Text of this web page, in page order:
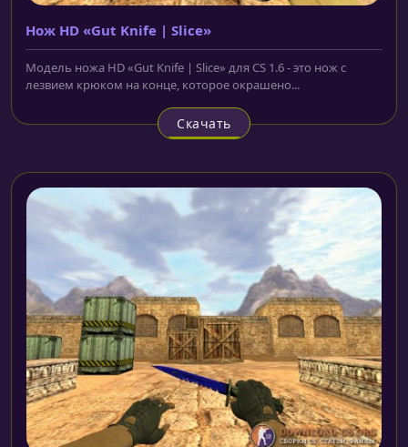
Нож HD «Gut Knife | Slice»
Модель ножа HD «Gut Knife | Slice» для CS 1.6 - это нож с
лезвием крюком на конце, которое окрашено...
Скачать